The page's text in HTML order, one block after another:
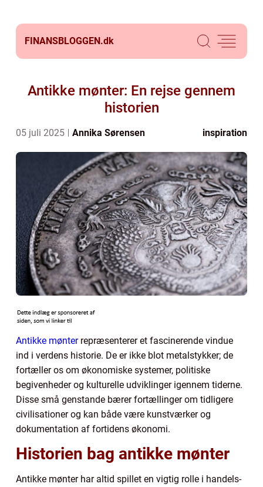
FINANSBLOGGEN.dk
Antikke mønter: En rejse gennem
historien
05 juli 2025 Annika Sørensen inspiration
Antikke mønterrepræsenterer et fascinerende vindue
ind i verdens historie. De er ikke blot metalstykker; de
fortæller os om økonomiske systemer, politiske
begivenheder og kulturelle udviklinger igennem tiderne.
Disse små genstande bærer fortællinger om tidligere
civilisationer og kan både være kunstværker og
dokumentation af fortidens økonomi.
Historien bag antikke mønter
Antikke mønter har altid spillet en vigtig rolle i handels-